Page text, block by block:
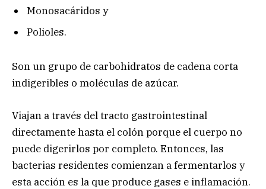
Monosacáridos y
Polioles.
Son un grupo de carbohidratos de cadena corta
indigeribles o moléculas de azúcar.
Viajan a través del tracto gastrointestinal
directamente hasta el colón porque el cuerpo no
puede digerirlos por completo. Entonces, las
bacterias residentes comienzan a fermentarlos y
esta acción es la que produce gases e inflamación.